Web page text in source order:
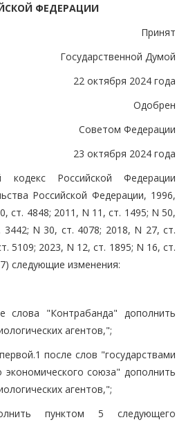
ФЕДЕРАЦИИ
Принят
Государственной Думой
22 октября 2024 года
Одобрен
Советом Федерации
23 октября 2024 года
Российской Федерации
Российской Федерации, 1996,
ст. 4848; 2011, N 11, ст. 1495; N 50,
N 30, ст. 4078; 2018, N 27, ст.
5109; 2023, N 12, ст. 1895; N 16, ст.
следующие изменения:
слова "Контрабанда" дополнить
агентов,";
после слов "государствами
экономического союза" дополнить
агентов,";
пунктом 5 следующего